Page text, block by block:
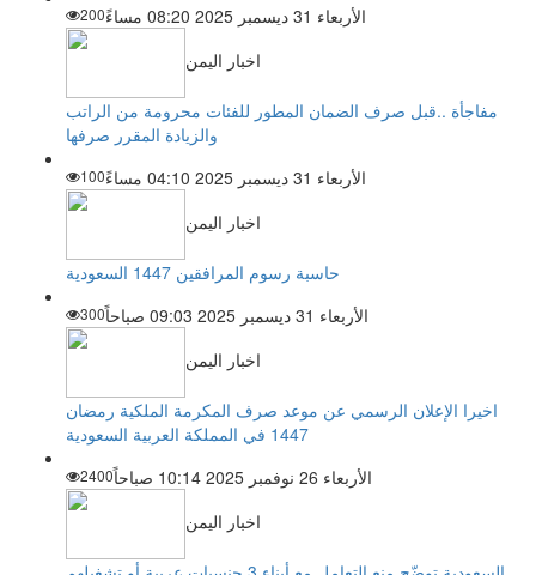
الأربعاء 31 ديسمبر 2025 08:20 مساءً
200
اخبار اليمن
مفاجأة ..قبل صرف الضمان المطور للفئات محرومة من الراتب
والزيادة المقرر صرفها
الأربعاء 31 ديسمبر 2025 04:10 مساءً
100
اخبار اليمن
حاسبة رسوم المرافقين 1447 السعودية
الأربعاء 31 ديسمبر 2025 09:03 صباحاً
300
اخبار اليمن
اخيرا الإعلان الرسمي عن موعد صرف المكرمة الملكية رمضان
1447 في المملكة العربية السعودية
الأربعاء 26 نوفمبر 2025 10:14 صباحاً
2400
اخبار اليمن